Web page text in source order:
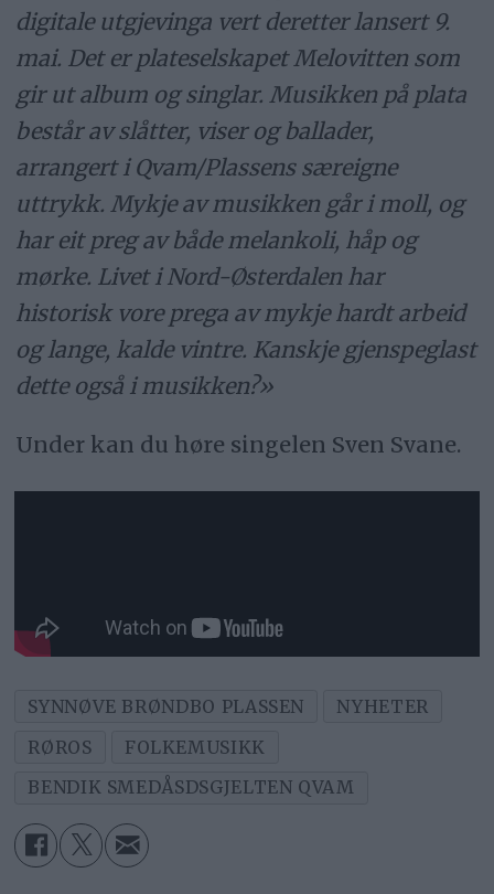
digitale utgjevinga vert deretter lansert 9.
mai. Det er plateselskapet Melovitten som
gir ut album og singlar. Musikken på plata
består av slåtter, viser og ballader,
arrangert i Qvam/Plassens særeigne
uttrykk. Mykje av musikken går i moll, og
har eit preg av både melankoli, håp og
mørke. Livet i Nord-Østerdalen har
historisk vore prega av mykje hardt arbeid
og lange, kalde vintre. Kanskje gjenspeglast
dette også i musikken?»
Under kan du høre singelen Sven Svane.
SYNNØVE BRØNDBO PLASSEN
NYHETER
RØROS
FOLKEMUSIKK
BENDIK SMEDÅSDSGJELTEN QVAM